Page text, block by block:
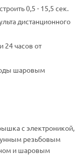
0,5 - 15,5 сек.
дистанционного
часов от
шаровым
с электроникой,
резьбовым
и шаровым